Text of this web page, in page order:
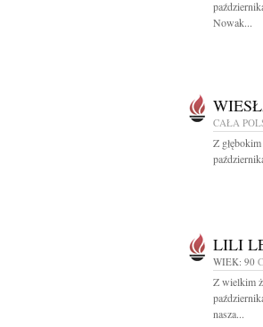
Nowak...
CAŁA
Z
LILI
WIEK: 90
Z wielkim
nasza...